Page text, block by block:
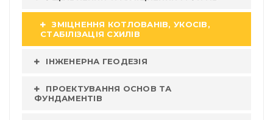
ЗМІЦНЕННЯ КОТЛОВАНІВ, УКОСІВ,
СТАБІЛІЗАЦІЯ СХИЛІВ
ІНЖЕНЕРНА ГЕОДЕЗІЯ
ПРОЕКТУВАННЯ ОСНОВ ТА
ФУНДАМЕНТІВ